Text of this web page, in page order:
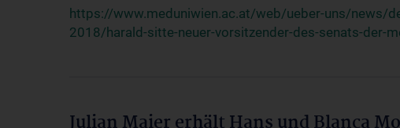
https://www.meduniwien.ac.at/web/ueber-uns/news/
2018/harald-sitte-neuer-vorsitzender-des-senats-der-